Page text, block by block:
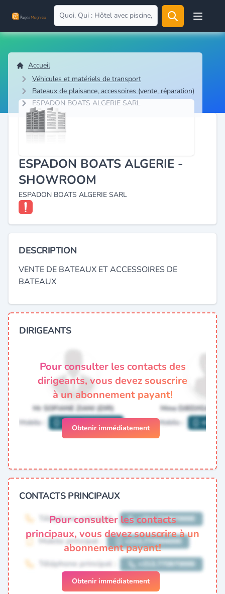
Open
Accueil
Véhicules et matériels de transport
Bateaux de plaisance, accessoires (vente, réparation)
ESPADON BOATS ALGERIE SARL
ESPADON BOATS ALGERIE -
SHOWROOM
ESPADON BOATS ALGERIE SARL
DESCRIPTION
VENTE DE BATEAUX ET ACCESSOIRES DE
BATEAUX
DIRIGEANTS
Pour consulter les contacts des
dirigeants, vous devez souscrire
à un abonnement payant!
Obtenir immédiatement
CONTACTS PRINCIPAUX
Pour consulter les contacts
principaux, vous devez souscrire à un
abonnement payant!
Obtenir immédiatement